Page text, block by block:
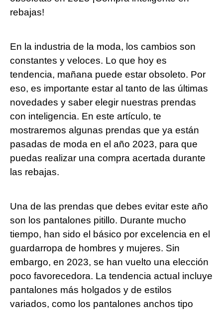
rebajas!
En la industria de la moda, los cambios son
constantes y veloces. Lo que hoy es
tendencia, mañana puede estar obsoleto. Por
eso, es importante estar al tanto de las últimas
novedades y saber elegir nuestras prendas
con inteligencia. En este artículo, te
mostraremos algunas prendas que ya están
pasadas de moda en el año 2023, para que
puedas realizar una compra acertada durante
las rebajas.
Una de las prendas que debes evitar este año
son los pantalones pitillo. Durante mucho
tiempo, han sido el básico por excelencia en el
guardarropa de hombres y mujeres. Sin
embargo, en 2023, se han vuelto una elección
poco favorecedora. La tendencia actual incluye
pantalones más holgados y de estilos
variados, como los pantalones anchos tipo